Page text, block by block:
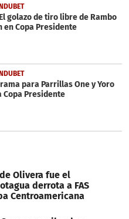
El golazo de tiro libre de Rambo
en Copa Presidente
para Parrillas One y Yoro
Copa Presidente
Olivera fue el
derrota a FAS
Centroamericana